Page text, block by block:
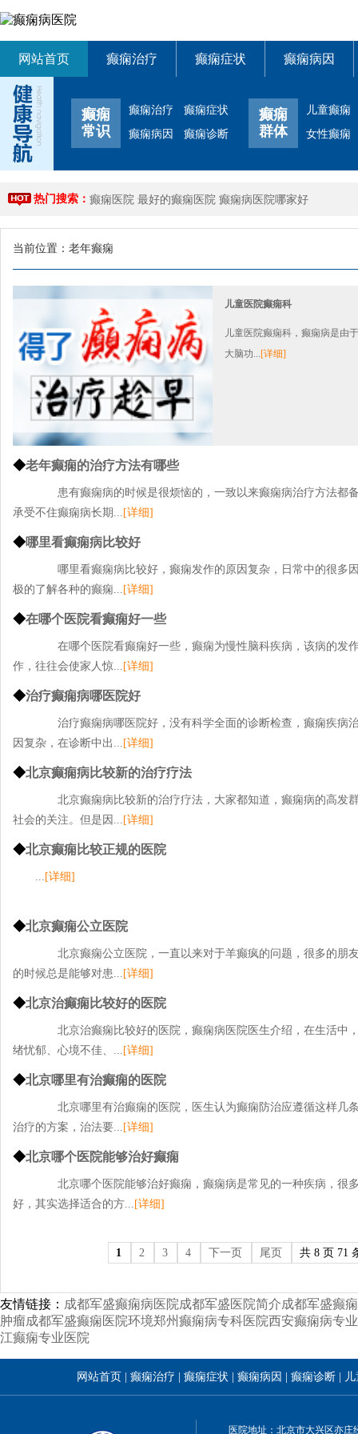
网站首页 癫痫治疗 癫痫症状 癫痫病因
癫痫
常识
癫痫治疗
癫痫症状
癫痫病因
癫痫诊断
癫痫
群体
儿童癫痫
女性癫痫
热门搜索： 癫痫医院 最好的癫痫医院 癫痫病医院哪家好
当前位置： 老年癫痫
儿童医院癫痫科
儿童医院癫痫科，癫痫病是由
大脑功...[详细]
◆老年癫痫的治疗方法有哪些
患有癫痫病的时候是很烦恼的，一致以来癫痫病治疗方法都
承受不住癫痫病长期... [详细]
◆哪里看癫痫病比较好
哪里看癫痫病比较好，癫痫发作的原因复杂，日常中的很多
极的了解各种的癫痫... [详细]
◆在哪个医院看癫痫好一些
在哪个医院看癫痫好一些，癫痫为慢性脑科疾病，该病的发
作，往往会使家人惊... [详细]
◆治疗癫痫病哪医院好
治疗癫痫病哪医院好，没有科学全面的诊断检查，癫痫疾病
因复杂，在诊断中出... [详细]
◆北京癫痫病比较新的治疗疗法
北京癫痫病比较新的治疗疗法，大家都知道，癫痫病的高发
社会的关注。但是因... [详细]
◆北京癫痫比较正规的医院
... [详细]
◆北京癫痫公立医院
北京癫痫公立医院，一直以来对于羊癫疯的问题，很多的朋
的时候总是能够对患... [详细]
◆北京治癫痫比较好的医院
北京治癫痫比较好的医院，癫痫病医院医生介绍，在生活中
绪忧郁、心境不佳、... [详细]
◆北京哪里有治癫痫的医院
北京哪里有治癫痫的医院，医生认为癫痫防治应遵循这样几
治疗的方案，治法要... [详细]
◆北京哪个医院能够治好癫痫
北京哪个医院能够治好癫痫，癫痫病是常见的一种疾病，很
好，其实选择适合的方... [详细]
1 2 3 4 下一页 尾页 共 8 页 71
友情链接： 成都军盛癫痫病医院成都军盛医院简介成都军盛癫
肿瘤成都军盛癫痫医院环境郑州癫痫病专科医院西安癫痫病专
江癫痫专业医院
网站首页 |癫痫治疗 |癫痫症状 |癫痫病因 |癫痫诊断
医院地址：北京市大兴区亦